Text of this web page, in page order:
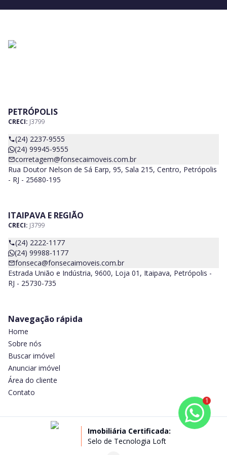
PETRÓPOLIS
CRECI: J3799
(24) 2237-9555
(24) 99945-9555
corretagem@fonsecaimoveis.com.br
Rua Doutor Nelson de Sá Earp, 95, Sala 215, Centro, Petrópolis
- RJ - 25680-195
ITAIPAVA E REGIÃO
CRECI: J3799
(24) 2222-1177
(24) 99988-1177
fonseca@fonsecaimoveis.com.br
Estrada União e Indústria, 9600, Loja 01, Itaipava, Petrópolis -
RJ - 25730-735
Navegação rápida
Home
Sobre nós
Buscar imóvel
Anunciar imóvel
Área do cliente
Contato
Imobiliária Certificada:
Selo de Tecnologia Loft
1